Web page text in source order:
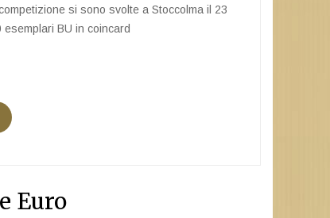
si sono svolte a Stoccolma il 23
BU in coincard
Euro